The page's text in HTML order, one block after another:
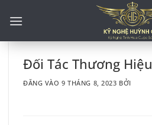
qua
Đối Tác Thương Hiệu
ĐĂNG VÀO9 THÁNG 8, 2023 BỞI